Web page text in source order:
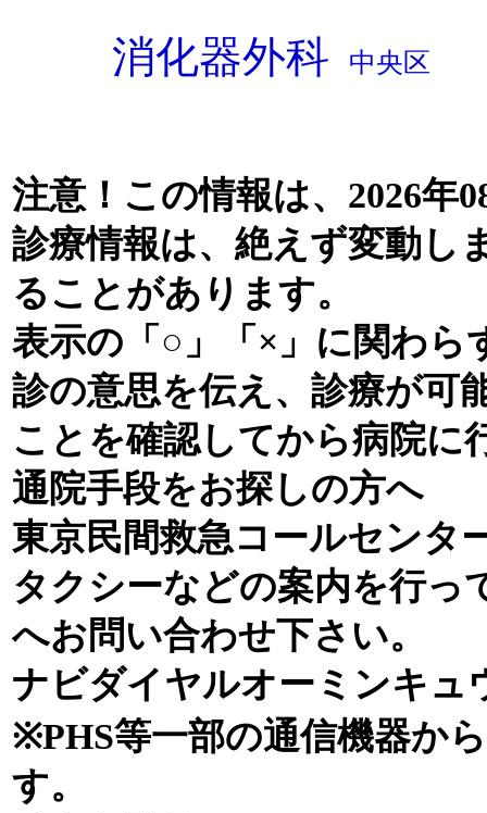
消化器外科 中央区
注意！この情報は、2026年
診療情報は、絶えず変動し
ることがあります。
表示の「○」「×」に関わら
診の意思を伝え、診療が可
ことを確認してから病院に
通院手段をお探しの方へ
東京民間救急コールセンタ
タクシーなどの案内を行っ
へお問い合わせ下さい。
ナビダイヤルオーミンキュ
※PHS等一部の通信機器か
す。